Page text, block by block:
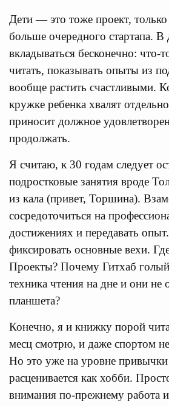
Дети — это тоже проект,
больше очередного стартапа.
вкладываться бесконечно: что-
читать, показывать опыты из
вообще растить счастливыми.
кружке ребенка хвалят
приносит должное
продолжать.
Я считаю, к 30 годам следует
подростковые занятия вроде
из кала (привет, Торшина).
сосредоточиться на
достижениях и передавать
фиксировать основные вехи.
Проекты? Почему Гитхаб
техника чтения на дне и они не
планшета?
Конечно, я и книжку порой
месц смотрю, и даже спортом
Но это уже на уровне
расценивается как хобби.
внимания по-прежнему работа